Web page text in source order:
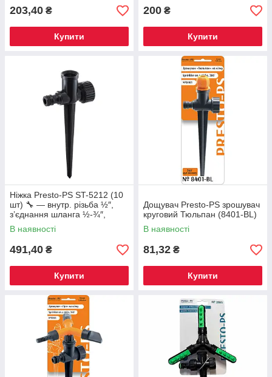
203,40 ₴
Купити
200 ₴
Купити
Ніжка Presto-PS ST-5212 (10
шт) 🔧 — внутр. різьба ½″,
з’єднання шланга ½-¾″,
лінійний монтаж
В наявності
491,40 ₴
Купити
Дощувач Presto-PS зрошувач
круговий Тюльпан (8401-BL)
В наявності
81,32 ₴
Купити